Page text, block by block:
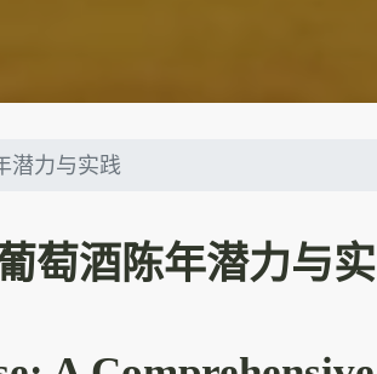
潜力与实践
萄酒陈年潜力与实